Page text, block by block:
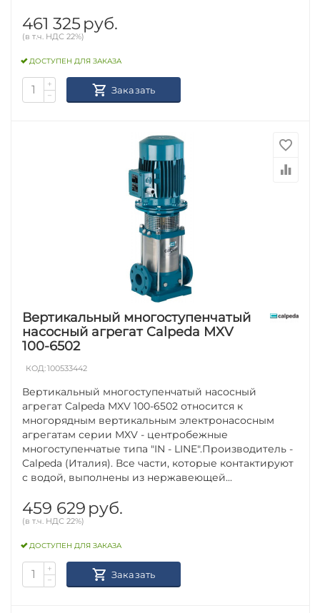
461 325 руб.
(в т.ч. НДС 22%)
ДОСТУПЕН ДЛЯ ЗАКАЗА
+
−
Заказать
Вертикальный многоступенчатый
насосный агрегат Calpeda MXV
100-6502
КОД:100533442
Вертикальный многоступенчатый насосный
агрегат Calpeda MXV 100-6502 относится к
многорядным вертикальным электронасосным
агрегатам серии MXV - центробежные
многоступенчатые типа "IN - LINE".Производитель -
Calpeda (Италия). Все части, которые контактируют
с водой, выполнены из нержавеющей...
459 629 руб.
(в т.ч. НДС 22%)
ДОСТУПЕН ДЛЯ ЗАКАЗА
+
−
Заказать